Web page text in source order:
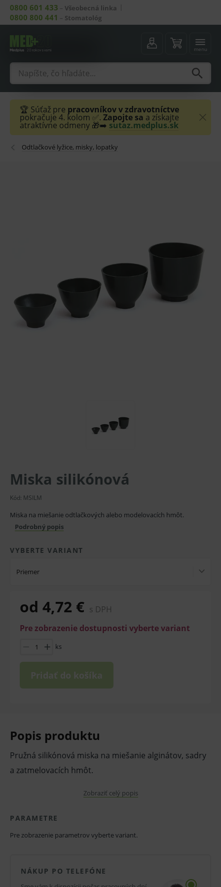
0800 601 433 – Všeobecná linka
0800 800 441 – Stomatológ
menu
🏆 Súťaž pre pracovníkov v zdravotníctve
pokračuje 4. kolom ✅. Zapojte sa a získajte
atraktívne odmeny 🎁➡️ sutaz.medplus.sk
Odtlačkové lyžice, misky, lopatky
Miska silikónová
Kód: MSILM
Miska na miešanie odtlačkových alebo modelovacích hmôt.
Podrobný popis
VYBERTE VARIANT
Priemer
od 4,72 € s DPH
Pre zobrazenie dostupnosti vyberte variant
ks
Pridať do košíka
Popis produktu
Pružná silikónová miska na miešanie alginátov, sadry
a zatmelovacích hmôt.
Dostupné priemery:
100 mm
120 mm
160 mm
Zobraziť celý popis
PARAMETRE
Pre zobrazenie parametrov vyberte variant.
NÁKUP PO TELEFÓNE